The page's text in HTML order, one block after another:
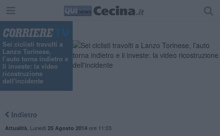
Sei ciclisti travolti a
Lanzo Torinese,
l’auto torna indietro e
li investe: la video
ricostruzione
dell'incidente
Indietro
Attualità Lunedì 25 Agosto 2014ore 11:03